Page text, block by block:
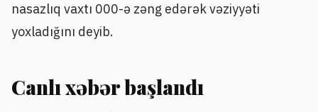
nasazlıq vaxtı 000-ə zəng edərək vəziyyəti
yoxladığını deyib.
Canlı xəbər başlandı